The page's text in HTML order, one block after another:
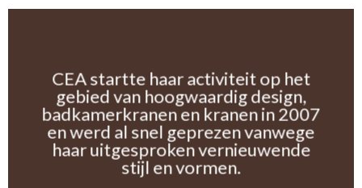
CEA startte haar activiteit op het
gebied van hoogwaardig design,
badkamerkranen en kranen in 2007
en werd al snel geprezen vanwege
haar uitgesproken vernieuwende
stijl en vormen.